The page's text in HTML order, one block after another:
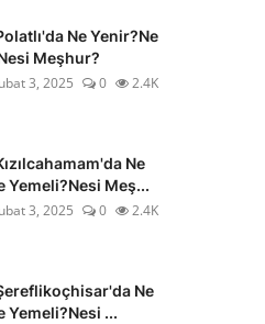
Ne Yenir?Ne
Meşhur?
3, 2025 0 2.4K
Ne
Yemeli?Nesi Meş...
3, 2025 0 2.4K
Ne
Yemeli?Nesi ...